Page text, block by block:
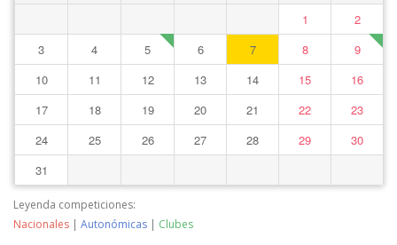
1
2
3
4 5 6 7 8
9
10
11 12 13 14 15
16
17
18 19 20 21 22
23
24
25 26 27 28 29
30
31
Leyenda competiciones:
Nacionales | Autonómicas | Clubes